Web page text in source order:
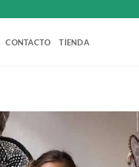
CONTACTO TIENDA